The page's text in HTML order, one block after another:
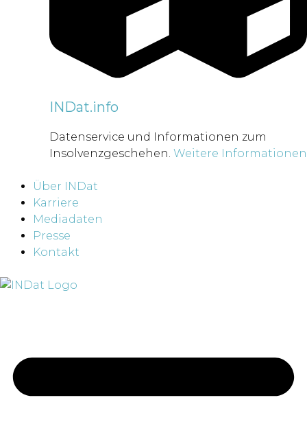
INDat.info
Datenservice und Informationen zum
Insolvenzgeschehen. Weitere Informationen
Über INDat
Karriere
Mediadaten
Presse
Kontakt